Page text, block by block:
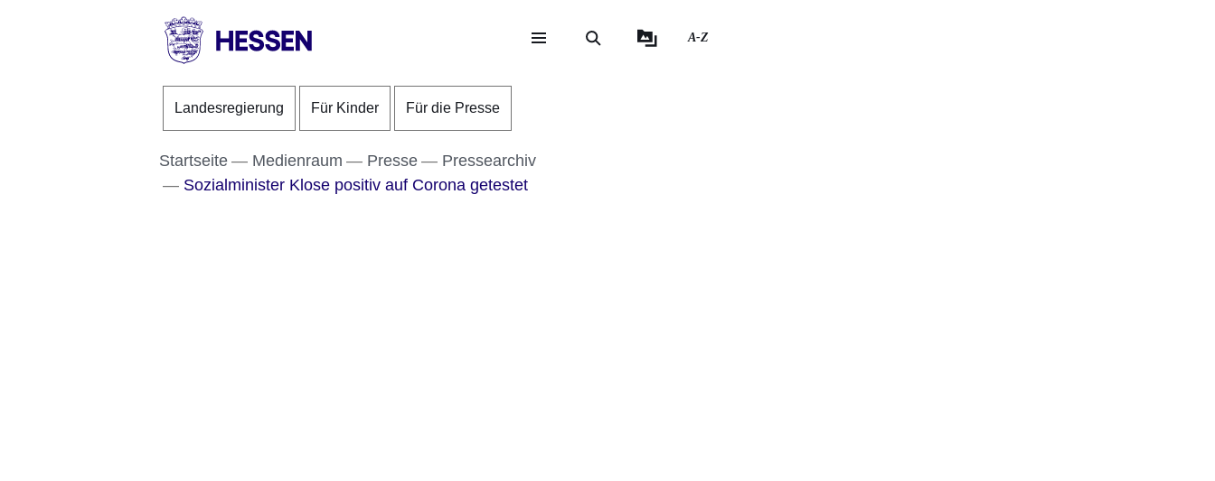
Direkt zum Kopf der Seite
Direkt zum Inhalt
Direkt zum Fuß der Seite
Landesregierung
A-Z
Landesregierung Für Kinder Für die Presse
Startseite Medienraum Presse
Pressearchiv
Sozialminister Klose positiv auf Corona getestet